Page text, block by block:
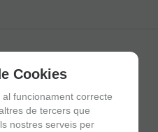
Cookies
funcionament correcte
de tercers que
nostres serveis per